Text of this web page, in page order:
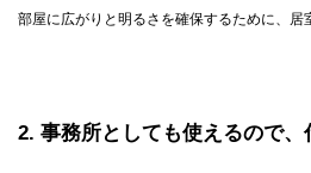
部屋に広がりと明るさを確保するために、居
2 事務所としても使えるので、